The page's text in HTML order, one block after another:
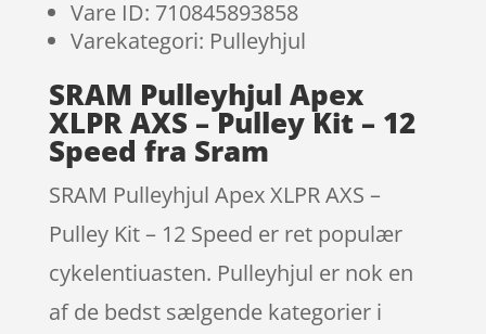
Vare ID: 710845893858
Varekategori: Pulleyhjul
SRAM Pulleyhjul Apex
XLPR AXS – Pulley Kit – 12
Speed fra Sram
SRAM Pulleyhjul Apex XLPR AXS –
Pulley Kit – 12 Speed er ret populær
cykelentiuasten. Pulleyhjul er nok en
af de bedst sælgende kategorier i